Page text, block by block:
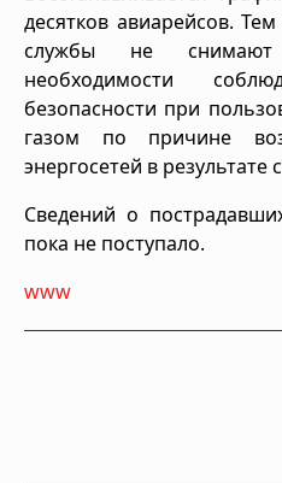
десятков авиарейсов.
службы не снимают
необходимости
безопасности при
газом по причине
энергосетей в результате
Сведений о
пока не поступало.
www